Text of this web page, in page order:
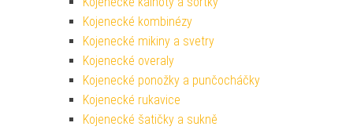
Kojenecké kombinézy
Kojenecké mikiny a svetry
Kojenecké overaly
Kojenecké ponožky a punčocháčky
Kojenecké rukavice
Kojenecké šatičky a sukně